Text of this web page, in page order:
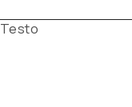
Testo